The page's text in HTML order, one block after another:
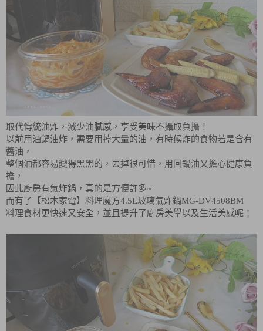
取代傳統油炸，減少油膩感，享受美味不攝取負擔！
以前用油鍋油炸，需要用掉大量的油，有時候炸的食物若是含有
醬油，
整個油都容易變得黑黑的，丟掉很可惜，用回鍋油又擔心健康負
擔，
因此廚房有氣炸鍋，真的是方便許多~
而有了【松木家電】料理魔方4.5L玻璃氣炸鍋MG-DV4508BM
料理食材更快速又安全，並且提升了廚房美學以及生活美感呢！